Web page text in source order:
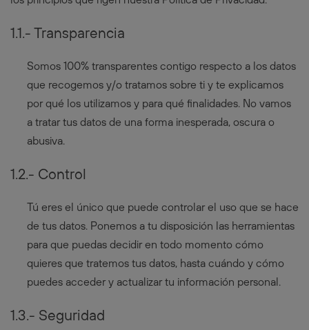
1.1.- Transparencia
Somos 100% transparentes contigo respecto a los datos
que recogemos y/o tratamos sobre ti y te explicamos
por qué los utilizamos y para qué finalidades. No vamos
a tratar tus datos de una forma inesperada, oscura o
abusiva.
1.2.- Control
Tú eres el único que puede controlar el uso que se hace
de tus datos. Ponemos a tu disposición las herramientas
para que puedas decidir en todo momento cómo
quieres que tratemos tus datos, hasta cuándo y cómo
puedes acceder y actualizar tu información personal.
1.3.- Seguridad